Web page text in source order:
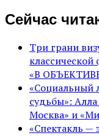
Сейчас
Три грани
«В
«Социальный
судьбы»:
Москва» и
«Спектакль —